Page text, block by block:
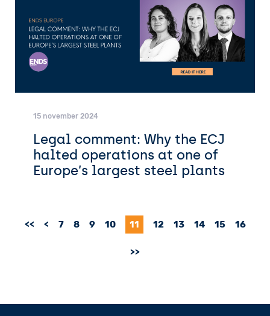
15 november 2024
Legal comment: Why the ECJ
halted operations at one of
Europe’s largest steel plants
<< < 7 8 9 10 11 12 13 14 15 16
>>